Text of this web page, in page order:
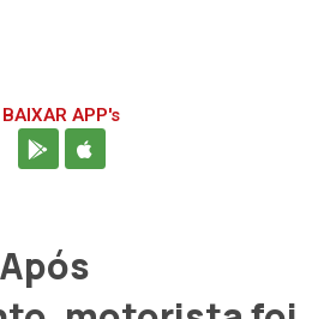
BAIXAR APP's